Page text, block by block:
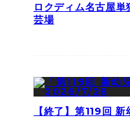
ロクディム名古屋
芸場
【終了】第119回